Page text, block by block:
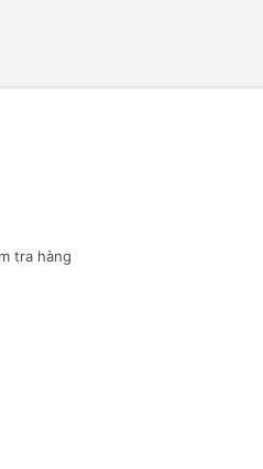
tra hàng